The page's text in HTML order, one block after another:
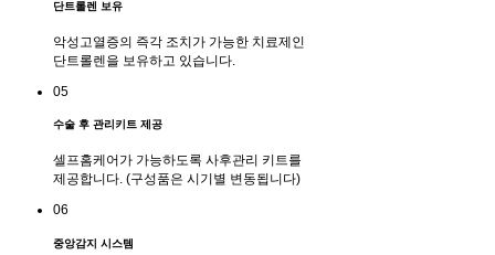
단트롤렌 보유
악성고열증의 즉각 조치가 가능한 치료제인
단트롤렌을 보유하고 있습니다.
05
수술 후 관리키트 제공
셀프홈케어가 가능하도록 사후관리 키트를
제공합니다. (구성품은 시기별 변동됩니다)
06
중앙감지 시스템